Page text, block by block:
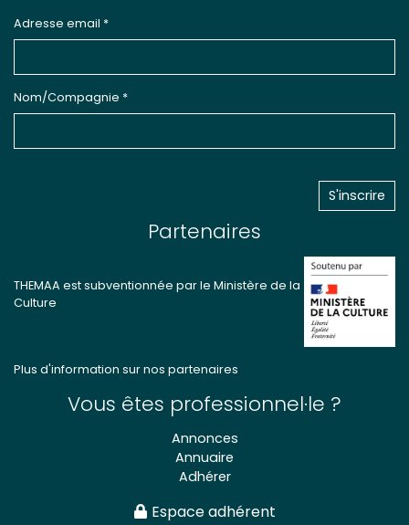
Adresse email *
Nom/Compagnie *
Partenaires
THEMAA est subventionnée par le Ministère de la
Culture
Plus d'information sur nos partenaires
Vous êtes professionnel·le ?
Annonces
Annuaire
Adhérer
Espace adhérent